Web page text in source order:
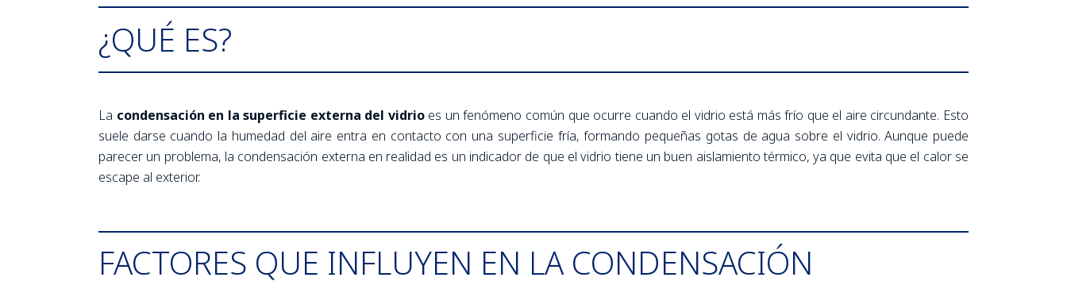
¿QUÉ ES?
La condensación en la superficie externa del vidrioes un fenómeno común que ocurre cuando el vidrio está más frío que el aire circundante. Esto
suele darse cuando la humedad del aire entra en contacto con una superficie fría, formando pequeñas gotas de agua sobre el vidrio. Aunque puede
parecer un problema, la condensación externa en realidad es un indicador de que el vidrio tiene un buen aislamiento térmico, ya que evita que el calor se
escape al exterior.
FACTORES QUE INFLUYEN EN LA CONDENSACIÓN